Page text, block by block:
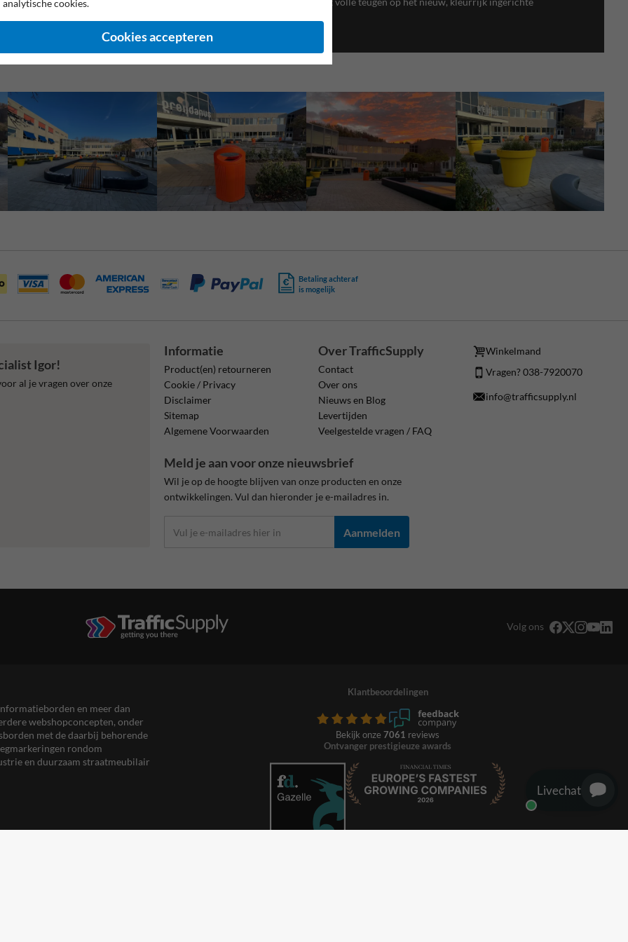
Betaling achteraf
is mogelijk
Igor!
al je vragen over onze
Informatie
Product(en) retourneren
Cookie / Privacy
Disclaimer
Sitemap
Algemene Voorwaarden
Over TrafficSupply
Contact
Over ons
Nieuws en Blog
Levertijden
Veelgestelde vragen / FAQ
Winkelmand
Vragen? 038-7920070
info@trafficsupply.nl
Meld je aan voor onze nieuwsbrief
Wil je op de hoogte blijven van onze producten en onze
ontwikkelingen. Vul dan hieronder je e-mailadres in.
Aanmelden
Volg ons
en meer dan
webshopconcepten, onder
met de daarbij behorende
rondom
en duurzaam straatmeubilair
Klantbeoordelingen
Bekijk onze 7061 reviews
Ontvanger prestigieuze awards
analytische cookies.
Cookies accepteren
Livechat